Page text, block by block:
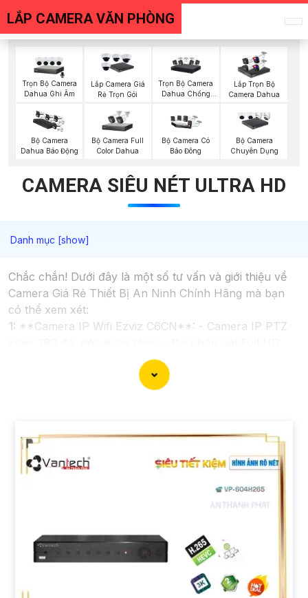
LẮP CAMERA VĂN PHÒNG
Trọn Bộ Camera
Dahua Ghi Âm
Lắp Camera Giá
Rẻ Trọn Gói
Trọn Bộ Camera
Dahua Chống
Lắp Trọn Bộ
Camera Dahua
Bộ Camera
Dahua Báo Động
Bộ Camera Full
Color Dahua
Bộ Camera Có
Báo Đông
Bộ Camera
Chuyên Dụng
CAMERA SIÊU NÉT ULTRA HD
Chắc chắn! Dưới đây là một số tư vấn và giới thiệu về
Camera Giá Rẻ Thiết Bị An Ninh Chính Hãng mà bạn
có thể xem xét:
1: **Camera IP Wifi Ezviz C6CN**: - Camera IP PTZ
1080p. - Hỗ trợ kết nối không dây WiFi. - Tích hợp
công nghệ hồng ngoại thông minh. - Phù hợp để theo
giải 2MP (1920x1080). - Hỗ trợ chống ngược sáng kỹ
thuật số. - Thiết kế vỏ nhựa chống va đập. - Hồng
ngoại ban đêm khoảng cách lên đến 30m.
**Camera Dahua HDCVI HAC-HFW1200T**: -
Camera HDCVI 2MP hỗ trợ chất lượng hình ảnh cao. -
Lens cố định 3.6mm. - Tầm quan sát hồng ngoại lên
đến 20m. - Chống ngược sáng Digital WDR, cân bằng
sáng, chống nhiễu 3D. - Giá phải chăng với chất lượng
Nhớ kiểm tra và lựa chọn sản phẩm phù hợp với nhu